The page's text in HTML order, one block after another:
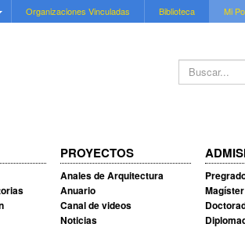
Organizaciones Vinculadas Biblioteca Mi
Buscar...
PROYECTOS
Anales de Arquitectura
Anuario
Canal de videos
Noticias
Magíster